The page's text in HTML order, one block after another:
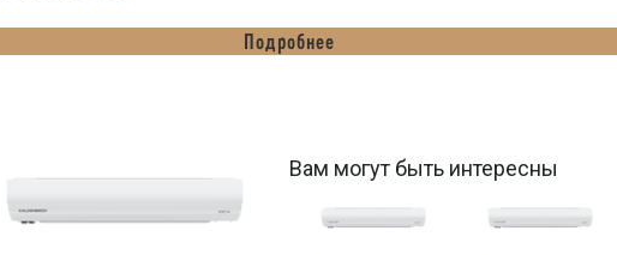
Подробнее
Вам могут быть интересны